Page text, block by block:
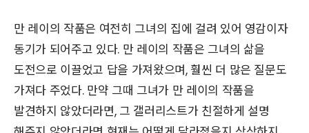
만 레이의 작품은 여전히 그녀의 집에 걸려 있어 영감이자
동기가 되어주고 있다. 만 레이의 작품은 그녀의 삶을
도전으로 이끌었고 답을 가져왔으며, 훨씬 더 많은 질문도
가져다 주었다. 만약 그때 그녀가 만 레이의 작품을
발견하지 않았더라면, 그 갤러리스트가 친절하게 설명